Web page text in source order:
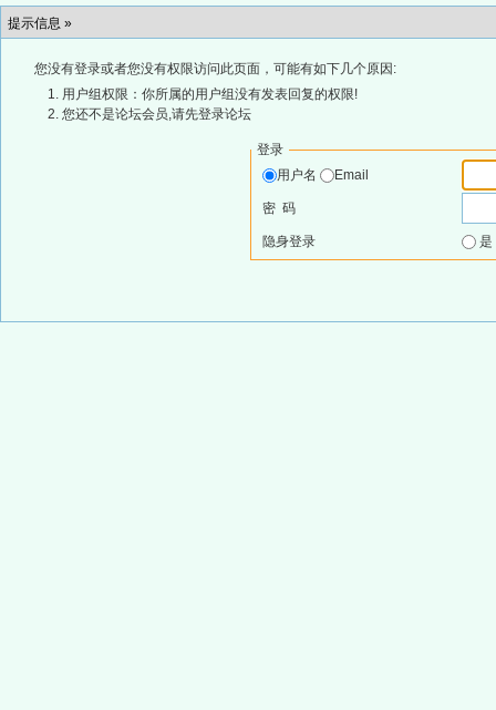
提示信息 »
您没有登录或者您没有权限访问此页面，可能有如下几个原因:
用户组权限：你所属的用户组没有发表回复的权限!
您还不是论坛会员,请先登录论坛
登录
用户名
Email
密 码
隐身登录